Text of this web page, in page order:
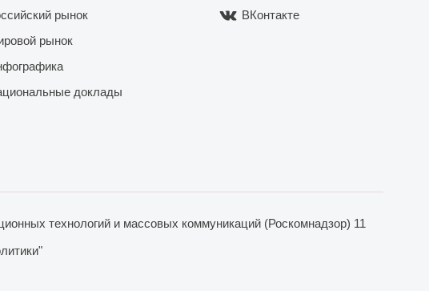
рынок
рынок
доклады
ВКонтакте
технологий и массовых коммуникаций (Роскомнадзор) 11